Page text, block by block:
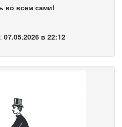
во всем сами!
07.05.2026 в 22:12